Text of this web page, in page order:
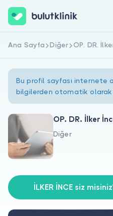
Hakkımızda
Doktorlar için
Hemen Kaydol
Ana Sayfa Diğer OP. DR.
Bu profil sayfası internete
bilgilerden otomatik olarak
OP. DR. İlker
Diğer
İLKER İNCE siz